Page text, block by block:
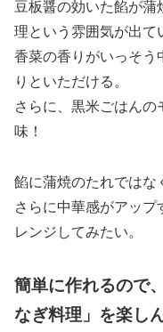
豆板醤の効いた餡が
理という雰囲気が出て
香菜の香りがいっそう
りといただける。
さらに、黒米ごはん
味！
餡に蒲焼のたれではな
さらに中華感がアップ
レンジしてみたい。
簡単に作れるので
なぎ料理」を楽し